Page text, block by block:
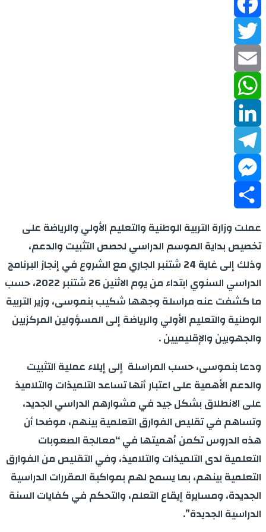
Facebook
Twitter
Email
WhatsApp
LinkedIn
Telegram
Messenger
Share
عملت وزارة التربية الوطنية والتعليم الأولي والرياضة على
تخصيص بداية الموسم الدراسي لحصص التثبيت والدعم،
وذلك إلى غاية 24 شتنبر الجاري مع الشروع في إنجاز البرنامج
الدراسي السنوي ابتداء من يوم الاثنين 26 شتنبر 2022، حسب
ما كشفت عنه مراسلة وجهها شكيب بنموسى، وزير التربية
الوطنية والتعليم الأولي والرياضة إلى المسؤولين المركزيين
والجهويين والإقليميين .
ودعا بنموسى، حسب المراسلة إلى إيلاء عملية التثبيت
والدعم الأهمية على اعتبار أنها تساعد التلميذات والتلاميذ
على الانطلاق بشكل جيد في مشوارهم الدراسي الجديد،
وتساهم في تقليص الفوارق التعلمية بينهم، موضحا أن
هذه الدروس تكمن أهميتها في “معالجة الصعوبات
التعلمية لدى التلميذات والتلاميذ، وفي التقليص من الفوارق
التعلمية بينهم، بما يسمح لهم بمواكبة المقررات الدراسية
الجديدة، ومسايرة إيقاع التعلم، والتحكم في كفايات السنة
الدراسية الجديدة”.